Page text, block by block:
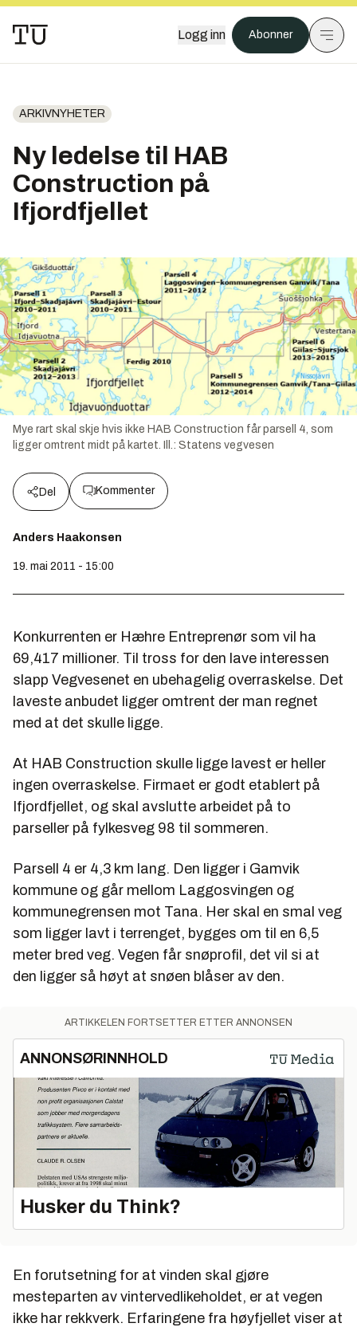
Logg inn Abonner
ARKIVNYHETER
Ny ledelse til HAB
Construction på
Ifjordfjellet
Mye rart skal skje hvis ikke HAB Construction får parsell 4, som
ligger omtrent midt på kartet. Ill.: Statens vegvesen
Del Kommenter
Anders Haakonsen
19. mai 2011 - 15:00
Konkurrenten er Hæhre Entreprenør som vil ha
69,417 millioner. Til tross for den lave interessen
slapp Vegvesenet en ubehagelig overraskelse. Det
laveste anbudet ligger omtrent der man regnet
med at det skulle ligge.
At HAB Construction skulle ligge lavest er heller
ingen overraskelse. Firmaet er godt etablert på
Ifjordfjellet, og skal avslutte arbeidet på to
parseller på fylkesveg 98 til sommeren.
Parsell 4 er 4,3 km lang. Den ligger i Gamvik
kommune og går mellom Laggosvingen og
kommunegrensen mot Tana. Her skal en smal veg
som ligger lavt i terrenget, bygges om til en 6,5
meter bred veg. Vegen får snøprofil, det vil si at
den ligger så høyt at snøen blåser av den.
ARTIKKELEN FORTSETTER ETTER ANNONSEN
ANNONSØRINNHOLD
Husker du Think?
En forutsetning for at vinden skal gjøre
mesteparten av vintervedlikeholdet, er at vegen
ikke har rekkverk. Erfaringene fra høyfjellet viser at